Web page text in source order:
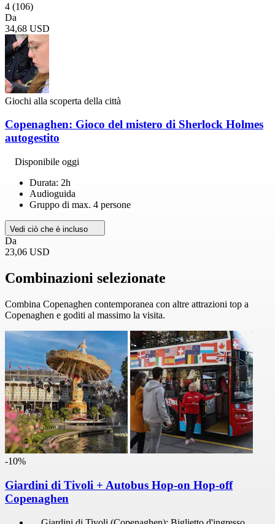
4 (106)
Da
34,68 USD
Giochi alla scoperta della città
Copenaghen: Gioco del mistero di Sherlock Holmes
autogestito
Disponibile oggi
Durata: 2h
Audioguida
Gruppo di max. 4 persone
Vedi ciò che è incluso
Da
23,06 USD
Combinazioni selezionate
Combina Copenaghen contemporanea con altre attrazioni top a
Copenaghen e goditi al massimo la visita.
-10%
Giardini di Tivoli + Autobus Hop-on Hop-off
Copenaghen